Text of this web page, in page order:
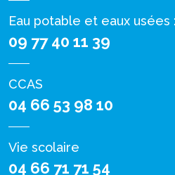
Eau potable et eaux usées
09 77 40 11 39
CCAS
04 66 53 98 10
Vie scolaire
04 66 71 71 54